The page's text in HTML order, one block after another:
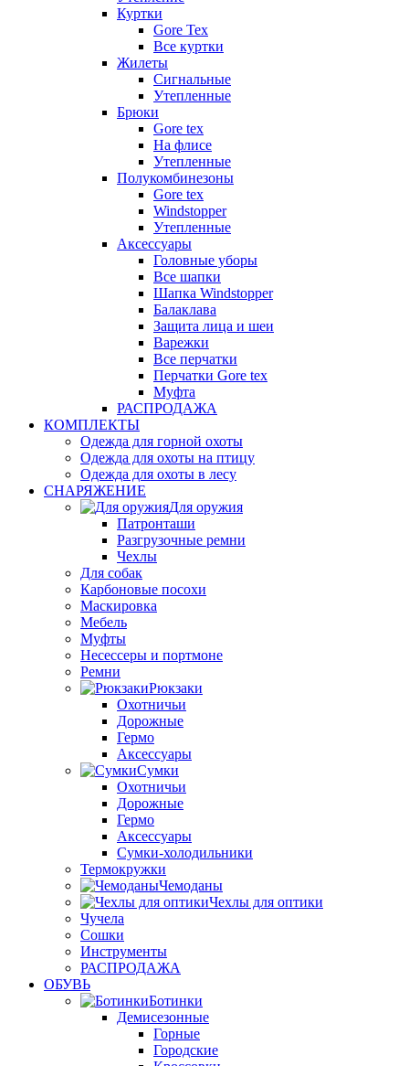
Куртки
Gore Tex
Все куртки
Жилеты
Сигнальные
Утепленные
Брюки
Gore tex
На флисе
Утепленные
Полукомбинезоны
Gore tex
Windstopper
Утепленные
Аксессуары
Головные уборы
Все шапки
Шапка Windstopper
Балаклава
Защита лица и шеи
Варежки
Все перчатки
Перчатки Gore tex
Муфта
РАСПРОДАЖА
КОМПЛЕКТЫ
Одежда для горной охоты
Одежда для охоты на птицу
Одежда для охоты в лесу
СНАРЯЖЕНИЕ
Для оружия
Патронташи
Разгрузочные ремни
Чехлы
Для собак
Карбоновые посохи
Маскировка
Мебель
Муфты
Несессеры и портмоне
Ремни
Рюкзаки
Охотничьи
Дорожные
Гермо
Аксессуары
Сумки
Охотничьи
Дорожные
Гермо
Аксессуары
Сумки-холодильники
Термокружки
Чемоданы
Чехлы для оптики
Чучела
Сошки
Инструменты
РАСПРОДАЖА
ОБУВЬ
Ботинки
Демисезонные
Горные
Городские